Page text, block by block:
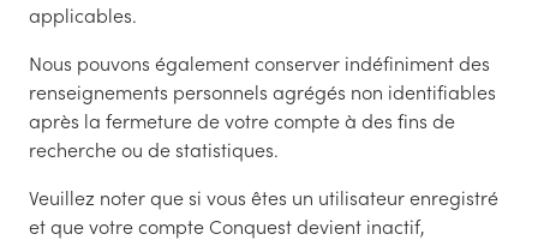
applicables.
Nous pouvons également conserver indéfiniment des
renseignements personnels agrégés non identifiables
après la fermeture de votre compte à des fins de
recherche ou de statistiques.
Veuillez noter que si vous êtes un utilisateur enregistré
et que votre compte Conquest devient inactif,